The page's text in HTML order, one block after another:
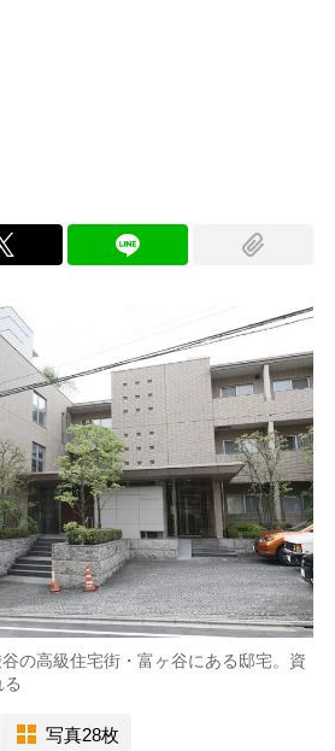
の高級住宅街・富ヶ谷にある邸宅。資
写真28枚